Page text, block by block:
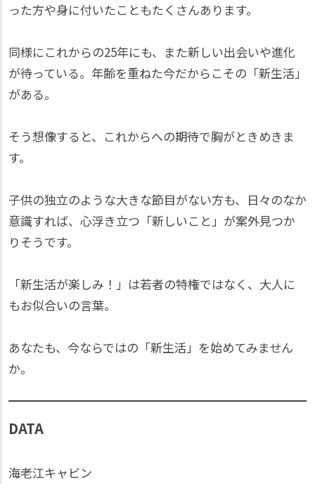
った方や身に付いたこともたくさんあります。
同様にこれからの25年にも、また新しい出会いや進化
が待っている。年齢を重ねた今だからこその「新生活」
がある。
そう想像すると、これからへの期待で胸がときめきま
す。
子供の独立のような大きな節目がない方も、日々のなか
意識すれば、心浮き立つ「新しいこと」が案外見つか
りそうです。
「新生活が楽しみ！」は若者の特権ではなく、大人に
もお似合いの言葉。
あなたも、今ならではの「新生活」を始めてみません
か。
DATA
海老江キャビン